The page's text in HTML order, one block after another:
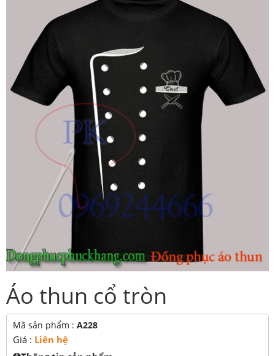
Áo thun cổ tròn
Mã sản phẩm : A228
Giá : Liên hệ